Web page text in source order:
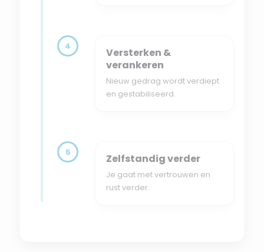
4
Versterken &
verankeren
Nieuw gedrag wordt verdiept
en gestabiliseerd.
5 Zelfstandig verder
Je gaat met vertrouwen en
rust verder.